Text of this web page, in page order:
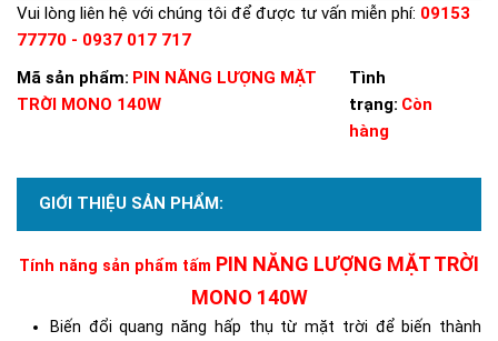
Vui lòng liên hệ với chúng tôi để được tư vấn miễn phí: 09153
77770 - 0937 017 717
Mã sản phẩm: PIN NĂNG LƯỢNG MẶT
TRỜI MONO 140W
Tình
trạng: Còn
hàng
GIỚI THIỆU SẢN PHẨM:
Tính năng sản phẩm tấm PIN NĂNG LƯỢNG MẶT TRỜI
MONO 140W
Biến đổi quang năng hấp thụ từ mặt trời để biến thành